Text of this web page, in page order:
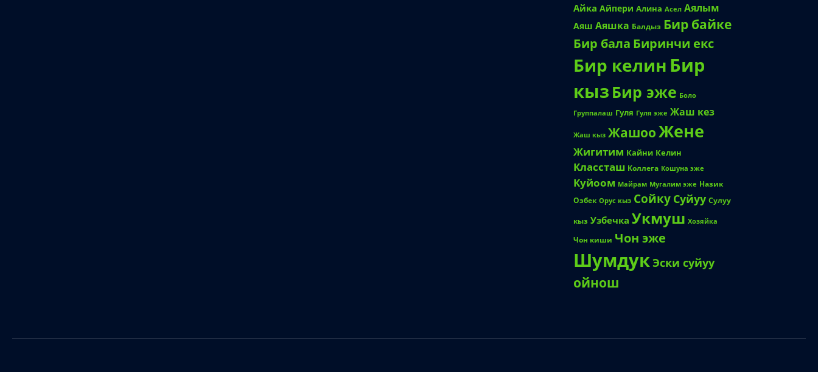
Айка Айпери Алина Асел Аялым
Аяш Аяшка Балдыз Бир байке
Бир бала Биринчи екс
Бир келин Бир
кыз Бир эже Боло
Группалаш Гуля Гуля эже Жаш кез
Жаш кыз ЖашооЖене
Жигитим Кайни Келин
Классташ Коллега Кошуна эже
Куйоом Майрам Мугалим эже Назик
Озбек Орус кыз Сойку Суйуу Сулуу
кыз Узбечка Укмуш Хозяйка
Чон киши Чон эже
ШумдукЭски суйуу
ойнош